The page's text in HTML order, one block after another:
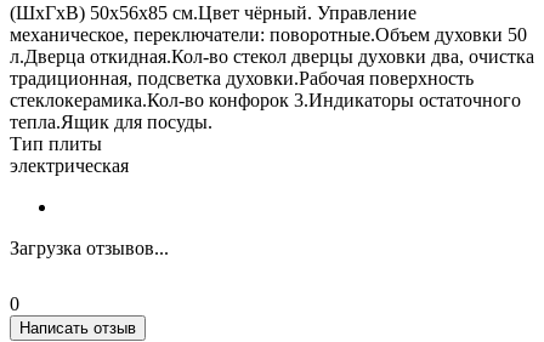
(ШхГхВ) 50x56x85 см.Цвет чёрный. Управление
механическое, переключатели: поворотные.Объем духовки 50
л.Дверца откидная.Кол-во стекол дверцы духовки два, очистка
традиционная, подсветка духовки.Рабочая поверхность
стеклокерамика.Кол-во конфорок 3.Индикаторы остаточного
тепла.Ящик для посуды.
Тип плиты
электрическая
Загрузка отзывов...
0
Написать отзыв